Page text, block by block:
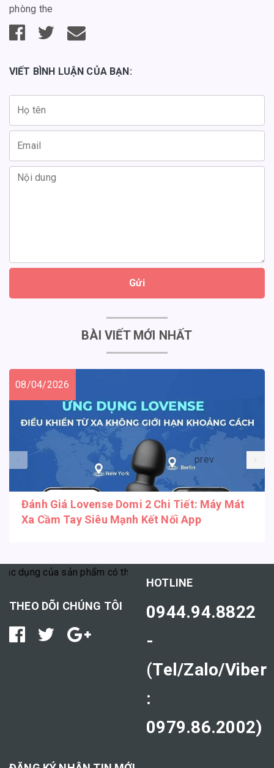
phòng the
VIẾT BÌNH LUẬN CỦA BẠN:
Gửi
BÀI VIẾT MỚI NHẤT
08/04/2026
Đánh Giá Lovense Domi 2 Chi Tiết: Máy Mát
Xa Cầm Tay Siêu Mạnh Kết Nối App
prev
của sản phẩm có thể tùy thuộc vào cơ địa mỗi người."
THEO DÕI CHÚNG TÔI
HOTLINE
0944.94.8822
-
(Tel/Zalo/Viber
:
0979.86.2002)